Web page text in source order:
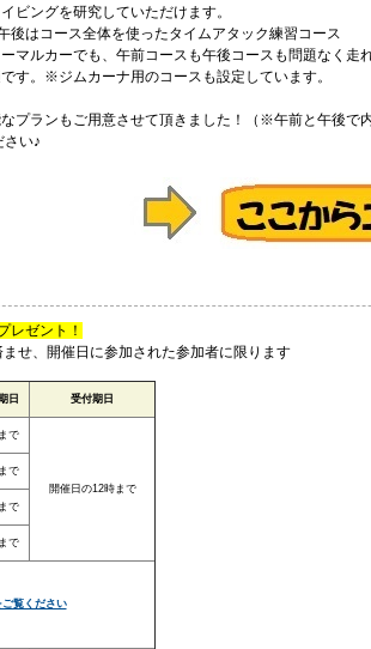
ビングを研究していただけます。
はコース全体を使ったタイムアタック練習コース
マルカーでも、午前コースも午後コースも問題なく走れ
す。※ジムカーナ用のコースも設定しています。
プランもご用意させて頂きました！（※午前と午後で
い♪
レゼント！
せ、開催日に参加された参加者に限ります
日 受付期日
で
開催日の12時まで
で
で
で
覧ください